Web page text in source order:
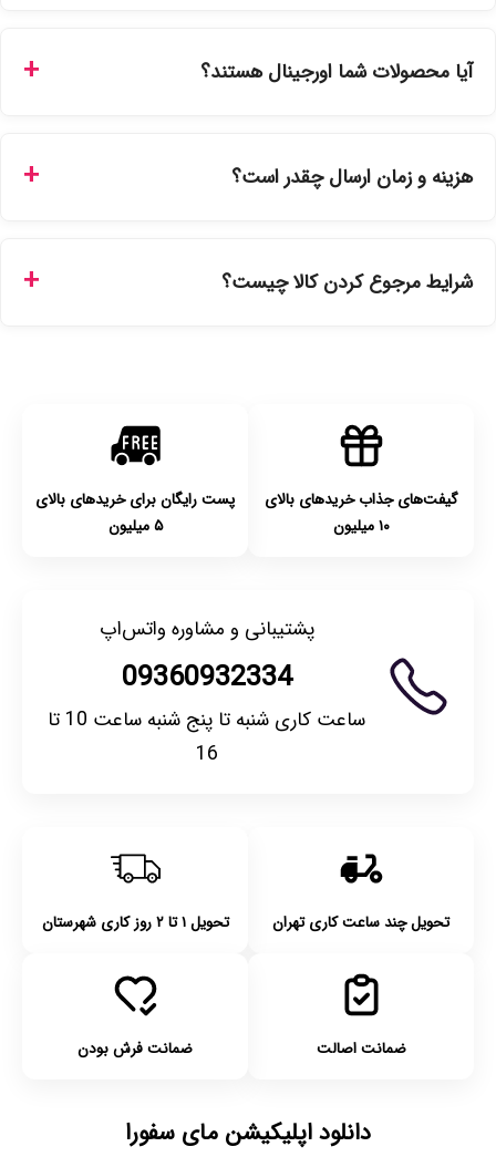
سفارشات در سایت، وضعیت لحظه‌ای مرسوله را مشاهده کنید.
آیا محصولات شما اورجینال هستند؟
نمایندگی‌های معتبر تهیه شده و دارای بچ‌کد قابل استعلام هستند.
هزینه و زمان ارسال چقدر است؟
انتخاب کنید و برای شهرستان‌ها بین یک الی ۳ روز کاری از طریق
شرایط مرجوع کردن کالا چیست؟
گیفت‌های جذاب خریدهای بالای
۱۰ میلیون
پست رایگان برای خریدهای بالای
۵ میلیون
پشتیبانی و مشاوره واتس‌اپ
09360932334
ساعت کاری شنبه تا پنج شنبه ساعت 10 تا
16
تحویل چند ساعت کاری تهران تحویل ۱ تا ۲ روز کاری شهرستان
ضمانت اصالت ضمانت فرش بودن
دانلود اپلیکیشن مای سفورا